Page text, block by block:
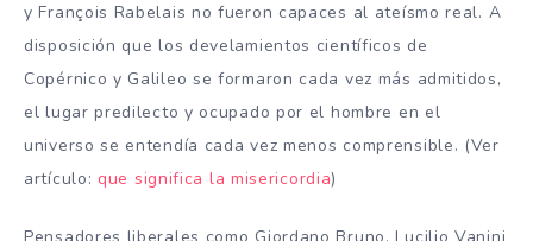
y François Rabelais no fueron capaces al ateísmo real. A
disposición que los develamientos científicos de
Copérnico y Galileo se formaron cada vez más admitidos,
el lugar predilecto y ocupado por el hombre en el
universo se entendía cada vez menos comprensible. (Ver
artículo:que significa la misericordia)